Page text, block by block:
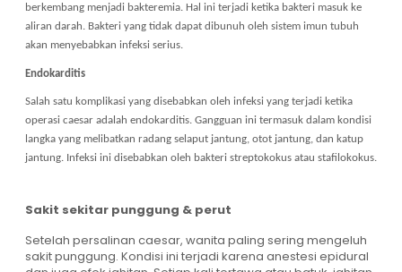
berkembang menjadi bakteremia. Hal ini terjadi ketika bakteri masuk ke
aliran darah. Bakteri yang tidak dapat dibunuh oleh sistem imun tubuh
akan menyebabkan infeksi serius.
Endokarditis
Salah satu komplikasi yang disebabkan oleh infeksi yang terjadi ketika
operasi caesar adalah endokarditis. Gangguan ini termasuk dalam kondisi
langka yang melibatkan radang selaput jantung, otot jantung, dan katup
jantung. Infeksi ini disebabkan oleh bakteri streptokokus atau stafilokokus.
Sakit sekitar punggung & perut
Setelah persalinan caesar, wanita paling sering mengeluh
sakit punggung. Kondisi ini terjadi karena anestesi epidural